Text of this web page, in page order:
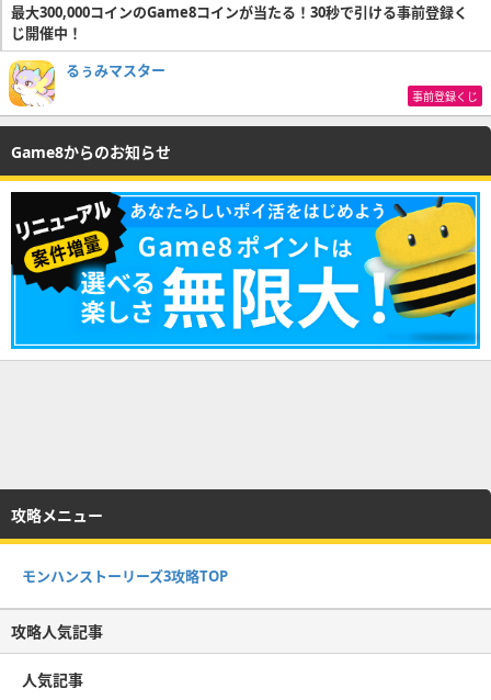
最大300,000コインのGame8コインが当たる！30秒で引ける事前登録く
じ開催中！
るぅみマスター
事前登録くじ
Game8からのお知らせ
攻略メニュー
モンハンストーリーズ3攻略TOP
攻略人気記事
人気記事